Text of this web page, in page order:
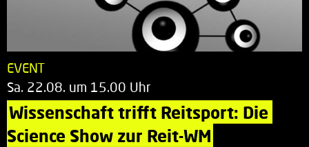
EVENT
Sa. 22.08. um 15.00 Uhr
Wissenschaft trifft Reitsport: Die
Science Show zur Reit-WM